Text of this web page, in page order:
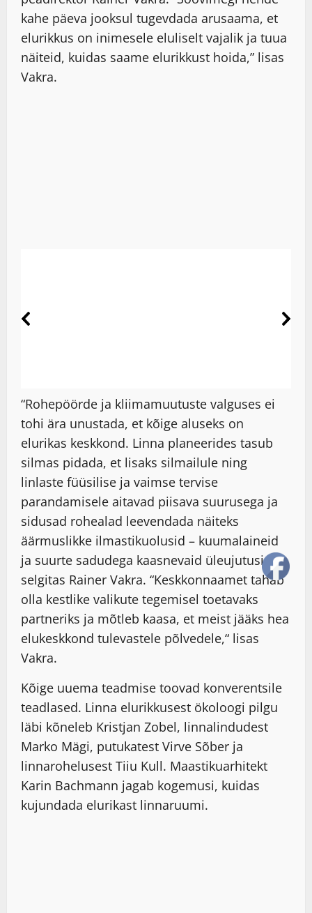
kahe päeva jooksul tugevdada arusaama, et
elurikkus on inimesele eluliselt vajalik ja tuua
näiteid, kuidas saame elurikkust hoida,” lisas
Vakra.
“Rohepöörde ja kliimamuutuste valguses ei
tohi ära unustada, et kõige aluseks on
elurikas keskkond. Linna planeerides tasub
silmas pidada, et lisaks silmailule ning
linlaste füüsilise ja vaimse tervise
parandamisele aitavad piisava suurusega ja
sidusad rohealad leevendada näiteks
äärmuslikke ilmastikuolusid – kuumalaineid
ja suurte sadudega kaasnevaid üleujutusi,”
selgitas Rainer Vakra. “Keskkonnaamet tahab
olla kestlike valikute tegemisel toetavaks
partneriks ja mõtleb kaasa, et meist jääks hea
elukeskkond tulevastele põlvedele,“ lisas
Vakra.
Kõige uuema teadmise toovad konverentsile
teadlased. Linna elurikkusest ökoloogi pilgu
läbi kõneleb Kristjan Zobel, linnalindudest
Marko Mägi, putukatest Virve Sõber ja
linnarohelusest Tiiu Kull. Maastikuarhitekt
Karin Bachmann jagab kogemusi, kuidas
kujundada elurikast linnaruumi.